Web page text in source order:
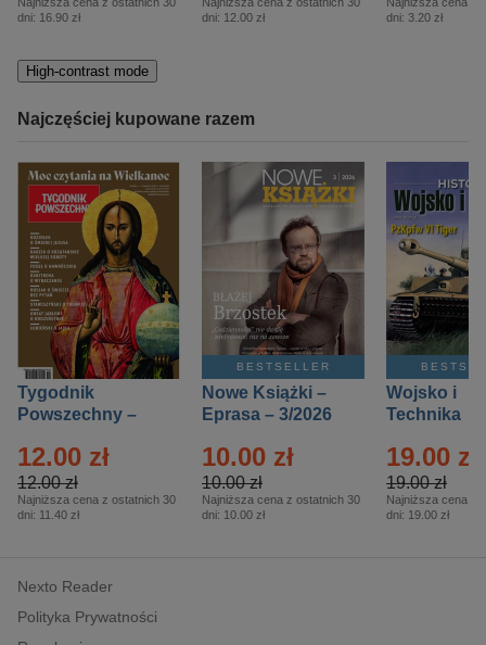
dni: 16.90 zł
dni: 12.00 zł
dni: 3.20 zł
High-contrast mode
Najczęściej kupowane razem
Tygodnik
Powszechny –
12.00 zł
12.00 zł
Najniższa cena z ostatnich 30
dni: 11.40 zł
BESTSELLER
Nowe Książki –
Eprasa – 3/2026
10.00 zł
10.00 zł
Najniższa cena z ostatnich 30
dni: 10.00 zł
Wojsko i
Technika
– 2/2026
19.00 zł
19.00 zł
Najniższa cena z
dni: 19.00 zł
Nexto Reader
Polityka Prywatności